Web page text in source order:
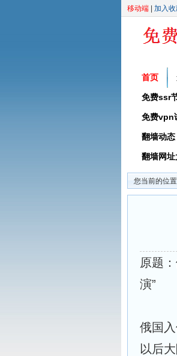
移动端 加入
首页
免费ssr
免费vpn
翻墙动态
翻墙网址
您当前的位置
原题
俄国
以后